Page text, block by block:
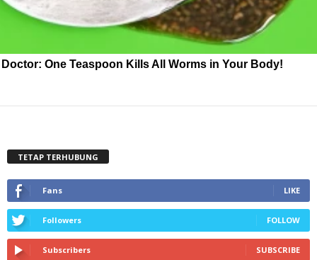
Doctor: One Teaspoon Kills All Worms in Your Body!
TETAP TERHUBUNG
Fans LIKE
Followers FOLLOW
Subscribers SUBSCRIBE